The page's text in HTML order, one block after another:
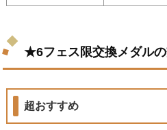
★6フェス限交換メダル
超おすすめ